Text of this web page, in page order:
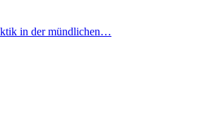
in der mündlichen…